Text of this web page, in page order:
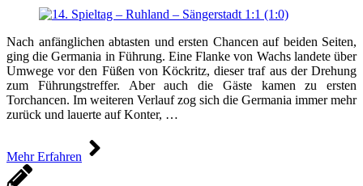
Nach anfänglichen abtasten und ersten Chancen auf beiden Seiten,
ging die Germania in Führung. Eine Flanke von Wachs landete über
Umwege vor den Füßen von Köckritz, dieser traf aus der Drehung
zum Führungstreffer. Aber auch die Gäste kamen zu ersten
Torchancen. Im weiteren Verlauf zog sich die Germania immer mehr
zurück und lauerte auf Konter, …
Mehr Erfahren